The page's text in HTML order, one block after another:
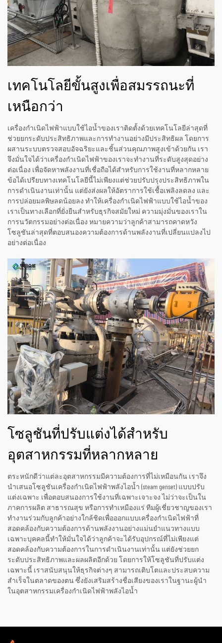
เทคโนโลยีขั้นสูงเพื่อสมรรถนะที่
เหนือกว่า
เครื่องกำเนิดไฟฟ้าแบบใช้ไอน้ำของเราติดตั้งด้วยเทคโนโลยีล่าสุดที่
ช่วยยกระดับประสิทธิภาพและการทำงานอย่างมีประสิทธิผล โดยการ
ผสานระบบตรวจสอบอัจฉริยะและชิ้นส่วนคุณภาพสูงเข้าด้วยกัน เรา
จึงมั่นใจได้ว่าเครื่องกำเนิดไฟฟ้าของเราจะทำงานที่ระดับสูงสุดอย่าง
ต่อเนื่อง เพื่อจัดหาพลังงานที่เชื่อถือได้สำหรับการใช้งานที่หลากหลาย
ข้อได้เปรียบทางเทคโนโลยีนี้ไม่เพียงแต่ช่วยปรับปรุงประสิทธิภาพใน
การดำเนินงานเท่านั้น แต่ยังส่งผลให้อัตราการใช้เชื้อเพลิงลดลง และ
การปล่อยมลพิษลดน้อยลง ทำให้เครื่องกำเนิดไฟฟ้าแบบใช้ไอน้ำของ
เราเป็นทางเลือกที่ยั่งยืนสำหรับธุรกิจสมัยใหม่ ความมุ่งมั่นของเราใน
การนวัตกรรมอย่างต่อเนื่อง หมายความว่าลูกค้าสามารถคาดหวัง
โซลูชันล่าสุดที่ตอบสนองความต้องการด้านพลังงานที่เปลี่ยนแปลงไป
อย่างต่อเนื่อง
โซลูชันที่ปรับแต่งได้สำหรับ
อุตสาหกรรมที่หลากหลาย
ตระหนักดีว่าแต่ละอุตสาหกรรมมีความต้องการที่ไม่เหมือนกัน เราจึง
นำเสนอโซลูชันเครื่องกำเนิดไฟฟ้าพลังไอน้ำ (steam genset) แบบปรับ
แต่งเฉพาะ เพื่อตอบสนองการใช้งานที่เฉพาะเจาะจง ไม่ว่าจะเป็นใน
ภาคการผลิต สาธารณสุข หรือการทำเหมืองแร่ ทีมผู้เชี่ยวชาญของเรา
ทำงานร่วมกับลูกค้าอย่างใกล้ชิดเพื่อออกแบบเครื่องกำเนิดไฟฟ้าที่
สอดคล้องกับความต้องการด้านพลังงานอย่างแม่นยำแนวทางแบบ
เฉพาะบุคคลนี้ทำให้มั่นใจได้ว่าลูกค้าจะได้รับอุปกรณ์ที่ไม่เพียงแต่
สอดคล้องกับความต้องการในการดำเนินงานเท่านั้น แต่ยังช่วยยก
ระดับประสิทธิภาพและผลผลิตอีกด้วย โดยการให้โซลูชันที่ปรับแต่ง
เฉพาะนี้ เราสนับสนุนให้ธุรกิจต่างๆ สามารถเติบโตและประสบความ
สำเร็จในตลาดของตน ซึ่งยังเสริมสร้างชื่อเสียงของเราในฐานะผู้นำ
ในอุตสาหกรรมเครื่องกำเนิดไฟฟ้าพลังไอน้ำ